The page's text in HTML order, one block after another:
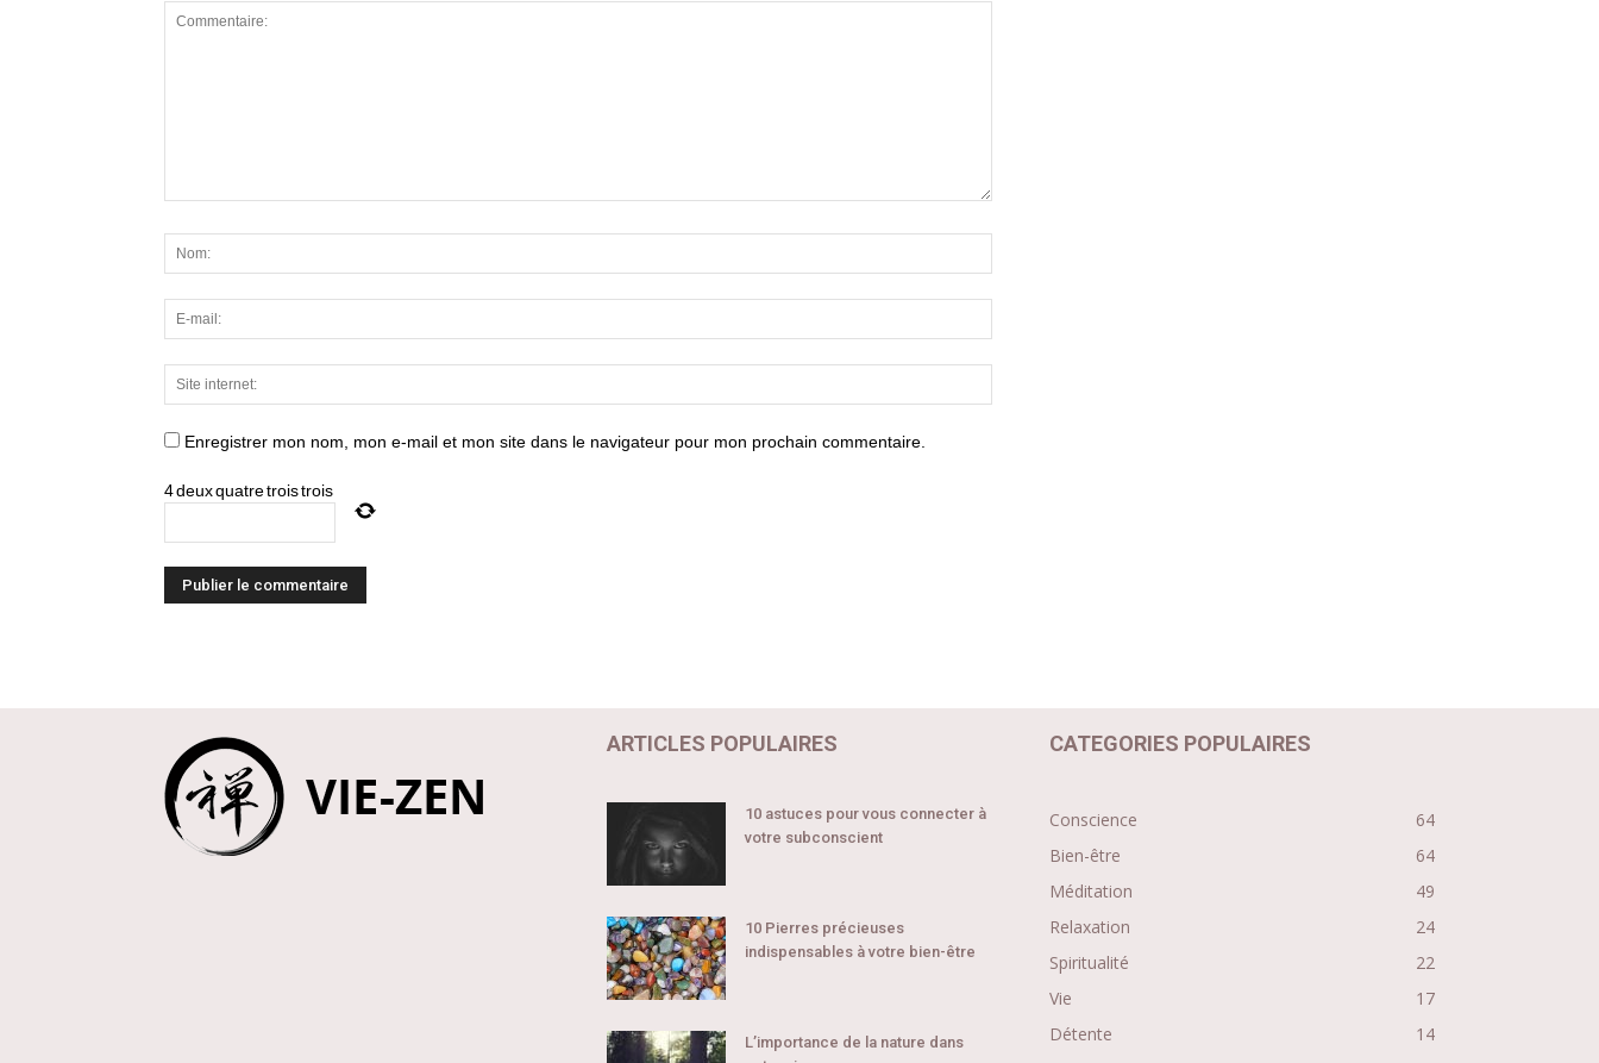
Enregistrer mon nom, mon e-mail et mon site dans le navigateur pour mon prochain commentaire.
4deuxquatretroistrois
ARTICLES POPULAIRES
10 astuces pour vous connecter à
votre subconscient
10 Pierres précieuses
indispensables à votre bien-être
L’importance de la nature dans
CATEGORIES POPULAIRES
Conscience
64
Bien-être
64
Méditation
49
Relaxation
24
Spiritualité
22
Vie
17
Détente
14